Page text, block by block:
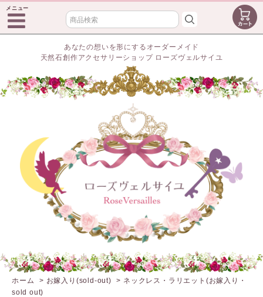
メニュー
あなたの想いを形にするオーダーメイド
天然石創作アクセサリーショップ ローズヴェルサイユ
ホーム > お嫁入り(sold-out) > ネックレス・ラリエット(お嫁入り・
sold out)